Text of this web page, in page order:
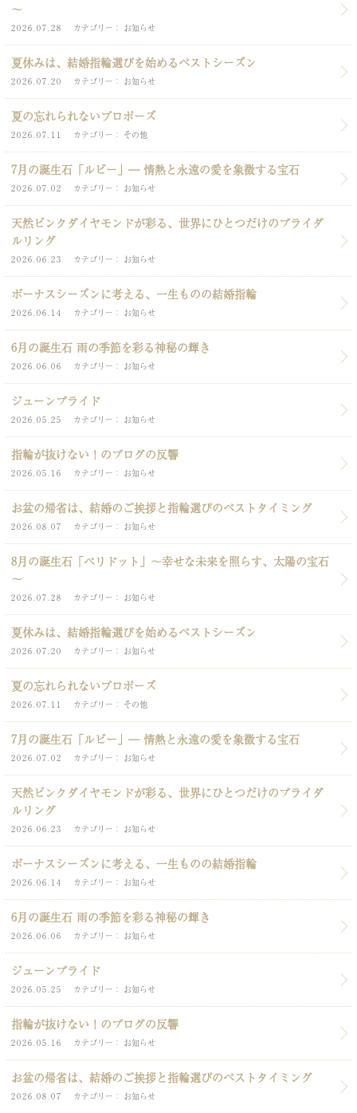
～
2026.07.28 カテゴリー お知らせ
夏休みは、結婚指輪選びを始めるベストシーズン
2026.07.20 カテゴリー お知らせ
夏の忘れられないプロポーズ
2026.07.11 カテゴリー その他
7月の誕生石「ルビー」― 情熱と永遠の愛を象徴する宝石
2026.07.02 カテゴリー お知らせ
天然ピンクダイヤモンドが彩る、世界にひとつだけのブライダ
ルリング
2026.06.23 カテゴリー お知らせ
ボーナスシーズンに考える、一生ものの結婚指輪
2026.06.14 カテゴリー お知らせ
6月の誕生石 雨の季節を彩る神秘の輝き
2026.06.06 カテゴリー お知らせ
ジューンブライド
2026.05.25 カテゴリー お知らせ
指輪が抜けない！のブログの反響
2026.05.16 カテゴリー お知らせ
お盆の帰省は、結婚のご挨拶と指輪選びのベストタイミング
2026.08.07 カテゴリー お知らせ
8月の誕生石「ペリドット」～幸せな未来を照らす、太陽の宝石
～
2026.07.28 カテゴリー お知らせ
夏休みは、結婚指輪選びを始めるベストシーズン
2026.07.20 カテゴリー お知らせ
夏の忘れられないプロポーズ
2026.07.11 カテゴリー その他
7月の誕生石「ルビー」― 情熱と永遠の愛を象徴する宝石
2026.07.02 カテゴリー お知らせ
天然ピンクダイヤモンドが彩る、世界にひとつだけのブライダ
ルリング
2026.06.23 カテゴリー お知らせ
ボーナスシーズンに考える、一生ものの結婚指輪
2026.06.14 カテゴリー お知らせ
6月の誕生石 雨の季節を彩る神秘の輝き
2026.06.06 カテゴリー お知らせ
ジューンブライド
2026.05.25 カテゴリー お知らせ
指輪が抜けない！のブログの反響
2026.05.16 カテゴリー お知らせ
お盆の帰省は、結婚のご挨拶と指輪選びのベストタイミング
2026.08.07 カテゴリー お知らせ